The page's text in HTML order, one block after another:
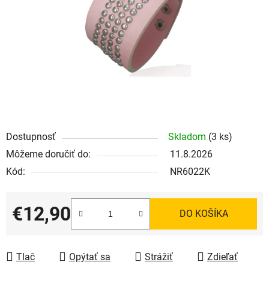
Dostupnosť Skladom (3 ks)
Môžeme doručiť do:
11.8.2026
Kód:
NR6022K
€12,90
Jednotková cena:
DO KOŠÍKA
Tlač Opýtať sa Strážiť Zdieľať